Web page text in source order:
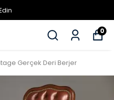
0
Gerçek Deri Berjer